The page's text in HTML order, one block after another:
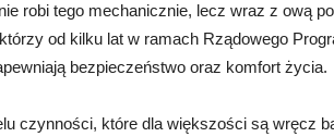
robi tego mechanicznie, lecz wraz z ową
od kilku lat w ramach Rządowego
bezpieczeństwo oraz komfort życia.
czynności, które dla większości są wręcz